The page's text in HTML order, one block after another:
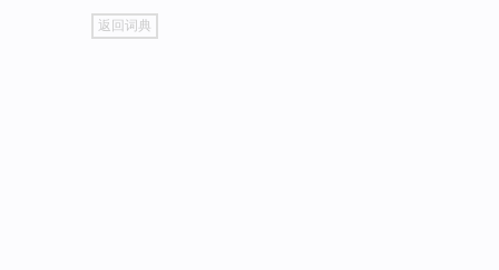
go
top
返回词典